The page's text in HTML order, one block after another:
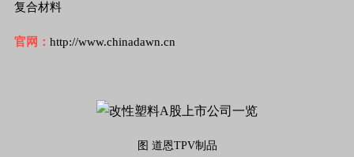
复合材料
官网： http://www.chinadawn.cn
图 道恩TPV制品